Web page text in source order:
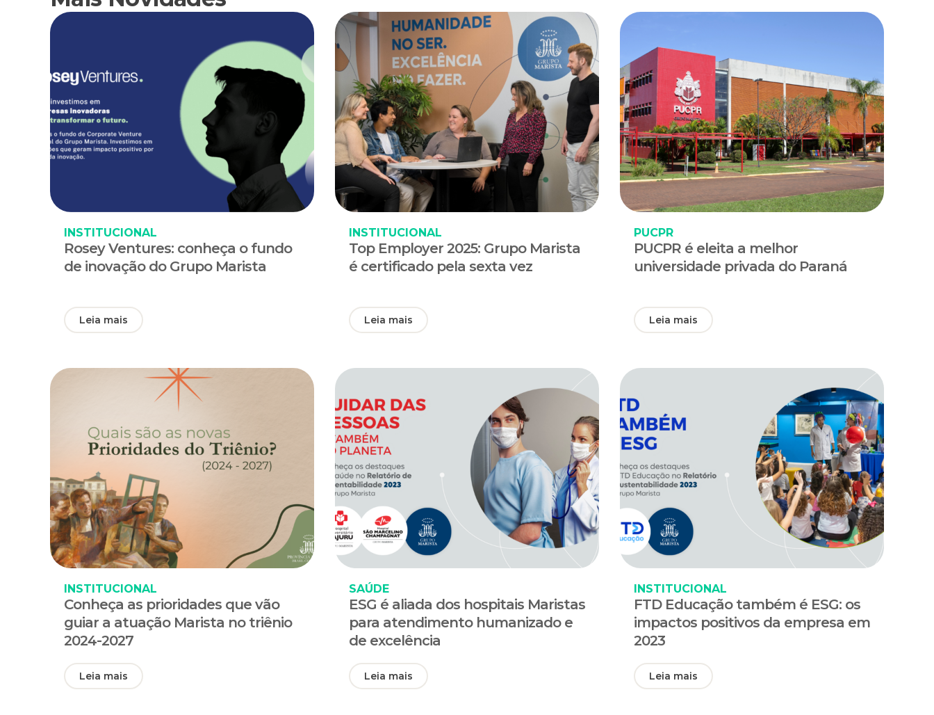
INSTITUCIONAL
Rosey Ventures: conheça o fundo
de inovação do Grupo Marista
Leia mais
INSTITUCIONAL
Top Employer 2025: Grupo Marista
é certificado pela sexta vez
Leia mais
PUCPR
PUCPR é eleita a melhor
universidade privada do Paraná
Leia mais
INSTITUCIONAL
Conheça as prioridades que vão
guiar a atuação Marista no triênio
2024-2027
Leia mais
SAÚDE
ESG é aliada dos hospitais Maristas
para atendimento humanizado e
de excelência
Leia mais
INSTITUCIONAL
FTD Educação também é ESG: os
impactos positivos da empresa em
2023
Leia mais